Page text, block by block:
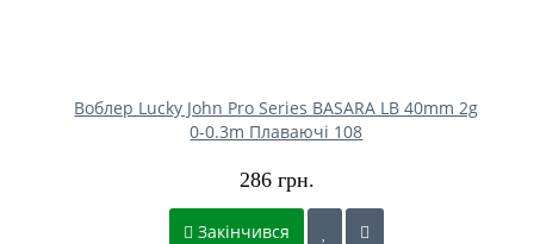
Воблер Lucky John Pro Series BASARA LB 40mm 2g
0-0.3m Плаваючі 108
286 грн.
Закінчився